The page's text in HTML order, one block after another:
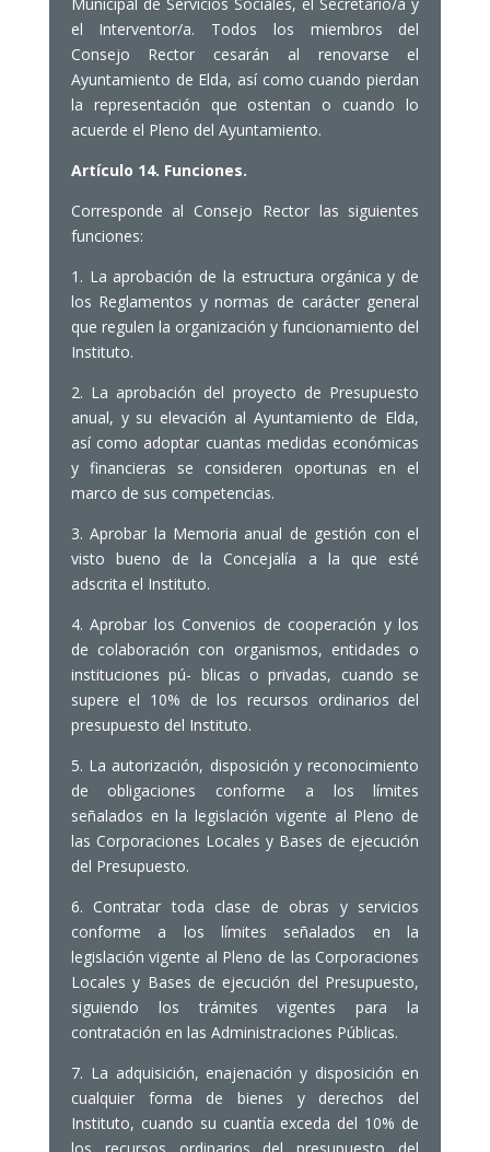
el Interventor/a. Todos los miembros del
Consejo Rector cesarán al renovarse el
Ayuntamiento de Elda, así como cuando pierdan
la representación que ostentan o cuando lo
acuerde el Pleno del Ayuntamiento.
Artículo 14. Funciones.
Corresponde al Consejo Rector las siguientes
funciones:
1. La aprobación de la estructura orgánica y de
los Reglamentos y normas de carácter general
que regulen la organización y funcionamiento del
Instituto.
2. La aprobación del proyecto de Presupuesto
anual, y su elevación al Ayuntamiento de Elda,
así como adoptar cuantas medidas económicas
y financieras se consideren oportunas en el
marco de sus competencias.
3. Aprobar la Memoria anual de gestión con el
visto bueno de la Concejalía a la que esté
adscrita el Instituto.
4. Aprobar los Convenios de cooperación y los
de colaboración con organismos, entidades o
instituciones pú- blicas o privadas, cuando se
supere el 10% de los recursos ordinarios del
presupuesto del Instituto.
5. La autorización, disposición y reconocimiento
de obligaciones conforme a los límites
señalados en la legislación vigente al Pleno de
las Corporaciones Locales y Bases de ejecución
del Presupuesto.
6. Contratar toda clase de obras y servicios
conforme a los límites señalados en la
legislación vigente al Pleno de las Corporaciones
Locales y Bases de ejecución del Presupuesto,
siguiendo los trámites vigentes para la
contratación en las Administraciones Públicas.
7. La adquisición, enajenación y disposición en
cualquier forma de bienes y derechos del
Instituto, cuando su cuantía exceda del 10% de